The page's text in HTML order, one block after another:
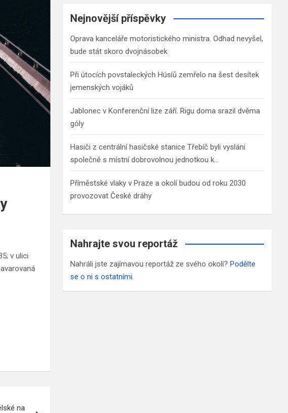
v ulici
na
c
Nejnovější příspěvky
Oprava kanceláře motoristického ministra. Odhad nevyšel,
bude stát skoro dvojnásobek
Při útocích povstaleckých Húsíů zemřelo na šest desítek
jemenských vojáků
Jablonec v Konferenční lize září. Rigu doma srazil dvěma
góly
Hasiči z centrální hasičské stanice Třebíč byli vysláni
společně s místní dobrovolnou jednotkou k…
Příměstské vlaky v Praze a okolí budou od roku 2030
provozovat České dráhy
Nahrajte svou reportáž
Nahráli jste zajímavou reportáž ze svého okolí?Podělte
se o ni s ostatními.